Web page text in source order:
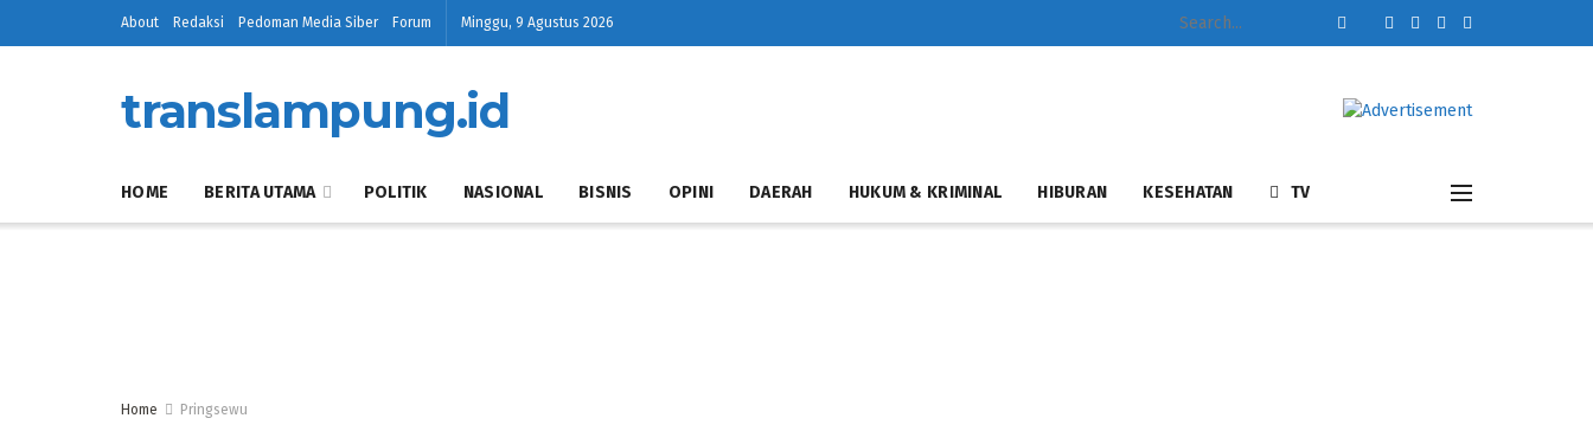
About Redaksi Pedoman Media Siber Forum Minggu, 9 Agustus 2026
translampung.id
HOME BERITA UTAMA POLITIK NASIONAL BISNIS OPINI DAERAH HUKUM & KRIMINAL HIBURAN KESEHATAN TV
Home Pringsewu